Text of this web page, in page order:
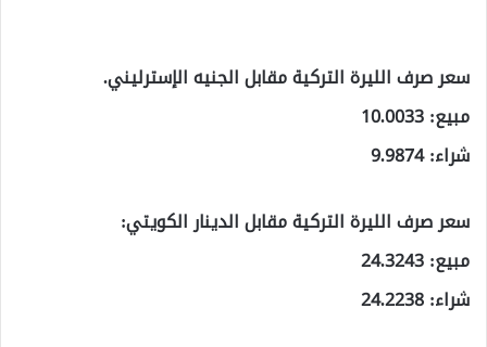
سعر صرف الليرة التركية مقابل الجنيه الإسترليني.
مبيع: 10.0033
شراء: 9.9874
سعر صرف الليرة التركية مقابل الدينار الكويتي:
مبيع: 24.3243
شراء: 24.2238